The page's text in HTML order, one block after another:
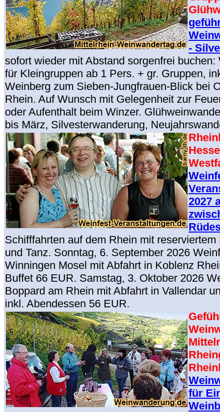
-
sofort wieder mit Abstand sorgenfrei
für Kleingruppen ab 1 Pers. + gr. Gruppen,
Weinberg zum Sieben-Jungfrauen-Blick bei
Rhein. Auf Wunsch mit Gelegenheit zur
oder Aufenthalt beim Winzer.
bis März, Silvesterwanderung,
2027
Schifffahrten auf dem Rhein mit
und Tanz. Sonntag, 6. September 2026
Winningen Mosel mit Abfahrt in Koblenz
Buffet 66 EUR. Samstag, 3. Oktober 2026
Boppard am Rhein mit Abfahrt in Vallendar
inkl. Abendessen 56 EUR.
für